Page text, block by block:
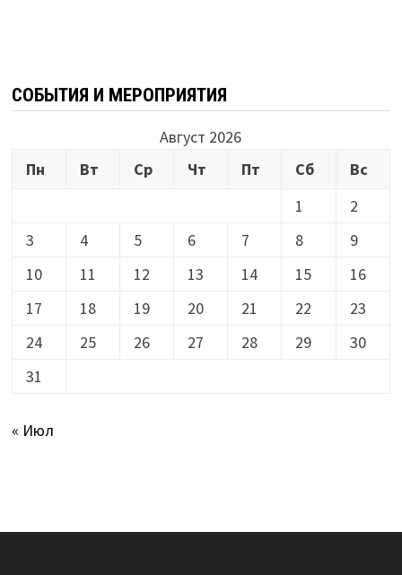
СОБЫТИЯ И МЕРОПРИЯТИЯ
Август 2026
Пн
Вт Ср Чт Пт Сб
Вс
1
2
3
4 5 6 7 8
9
10
11 12 13 14 15
16
17
18 19 20 21 22
23
24
25 26 27 28 29
30
31
« Июл